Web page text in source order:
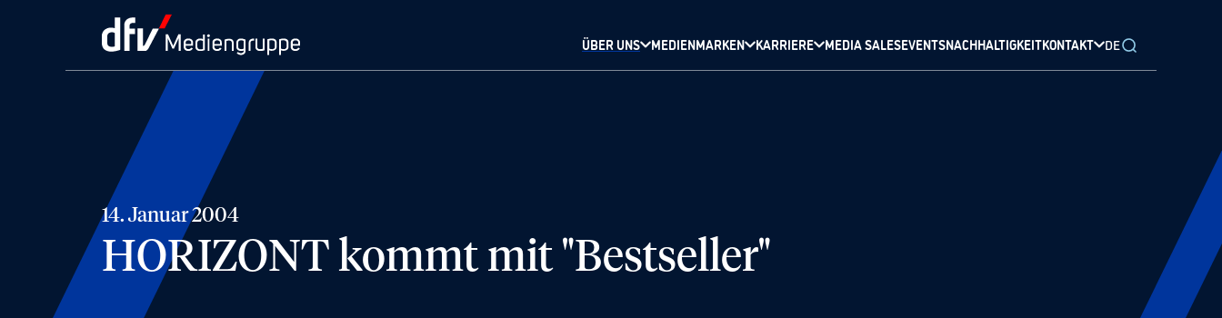
ÜBER UNS MEDIENMARKEN KARRIERE MEDIA SALESEVENTSNACHHALTIGKEITKONTAKT DE
14. Januar 2004
HORIZONT kommt mit "Bestseller"